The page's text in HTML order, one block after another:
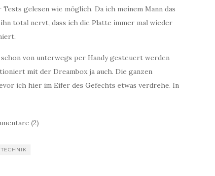
gelesen wie möglich. Da ich meinem Mann das
total nervt, dass ich die Platte immer mal wieder
von unterwegs per Handy gesteuert werden
mit der Dreambox ja auch. Die ganzen
ich hier im Eifer des Gefechts etwas verdrehe. In
(2)
TECHNIK